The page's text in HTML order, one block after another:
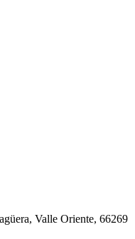
Valle Oriente, 66269